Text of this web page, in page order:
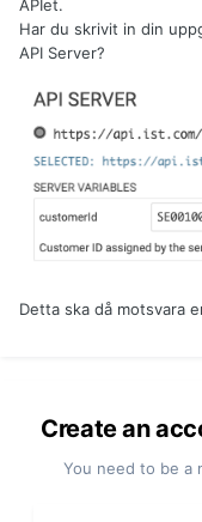
APIet.
Har du skrivit in din
API Server?
Detta ska då motsvara
Create an
You need to be a